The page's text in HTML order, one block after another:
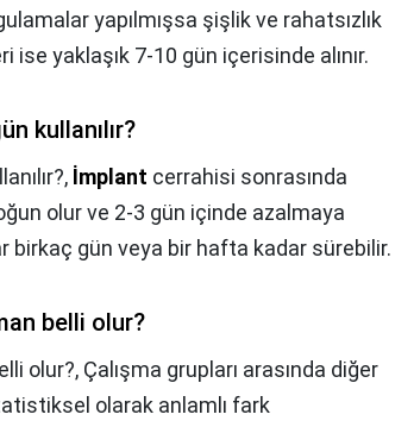
yapılmışsa şişlik ve rahatsızlık
yaklaşık 7-10 gün içerisinde alınır.
kullanılır?
İmplant cerrahisi sonrasında
olur ve 2-3 gün içinde azalmaya
birkaç gün veya bir hafta kadar sürebilir.
belli olur?
olur?, Çalışma grupları arasında diğer
olarak anlamlı fark